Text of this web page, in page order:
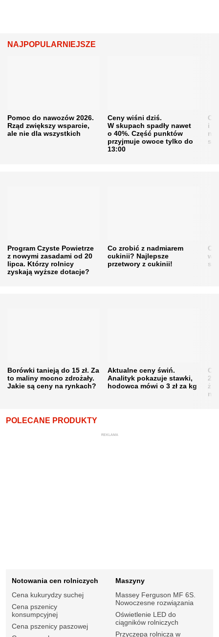
NAJPOPULARNIEJSZE
Pomoc do nawozów 2026.
Rząd zwiększy wsparcie,
ale nie dla wszystkich
Ceny wiśni dziś.
W skupach spadły nawet
o 40%. Część punktów
przyjmuje owoce tylko do
13:00
i
Program Czyste Powietrze
z nowymi zasadami od 20
lipca. Którzy rolnicy
zyskają wyższe dotacje?
Co zrobić z nadmiarem
cukinii? Najlepsze
przetwory z cukinii!
w
Borówki tanieją do 15 zł. Za
to maliny mocno zdrożały.
Jakie są ceny na rynkach?
Aktualne ceny świń.
Analityk pokazuje stawki,
hodowca mówi o 3 zł za kg
POLECANE PRODUKTY
REKLAMA
Notowania cen rolniczych
Cena kukurydzy suchej
Cena pszenicy
konsumpcyjnej
Cena pszenicy paszowej
Maszyny
Massey Ferguson MF 6S.
Nowoczesne rozwiązania
Oświetlenie LED do
ciągników rolniczych
Przyczepa rolnicza w